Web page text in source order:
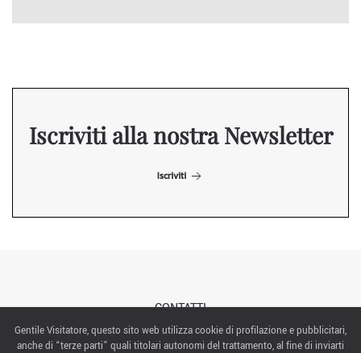
Iscriviti alla nostra Newsletter
Iscriviti
CONTATTI
Gentile Visitatore, questo sito web utilizza cookie di profilazione e pubblicitari,
anche di “terze parti” quali titolari autonomi del trattamento, al fine di inviarti